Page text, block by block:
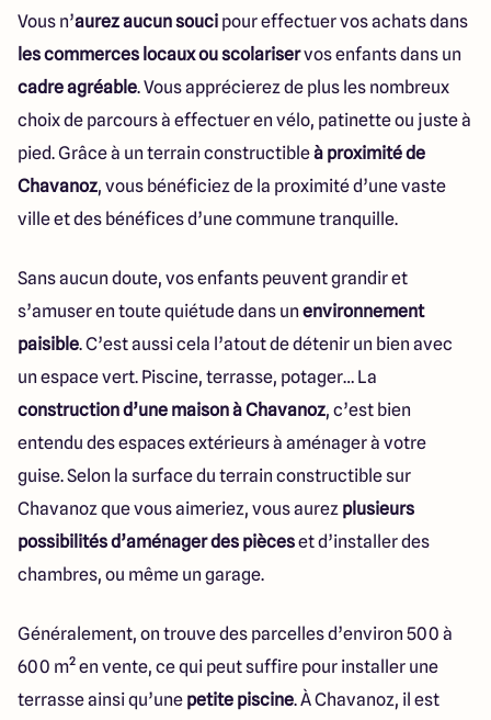
Vous n’aurez aucun souci pour effectuer vos achats dans
les commerces locaux ou scolariservos enfants dans un
cadre agréable. Vous apprécierez de plus les nombreux
choix de parcours à effectuer en vélo, patinette ou juste à
pied. Grâce à un terrain constructibleà proximité de
Chavanoz, vous bénéficiez de la proximité d’une vaste
ville et des bénéfices d’une commune tranquille.
Sans aucun doute, vos enfants peuvent grandir et
s’amuser en toute quiétude dans un environnement
paisible. C’est aussi cela l’atout de détenir un bien avec
un espace vert. Piscine, terrasse, potager… La
construction d’une maison à Chavanoz, c’est bien
entendu des espaces extérieurs à aménager à votre
guise. Selon la surface du terrain constructible sur
Chavanoz que vous aimeriez, vous aurez plusieurs
possibilités d’aménager des pièceset d’installer des
chambres, ou même un garage.
Généralement, on trouve des parcelles d’environ 500 à
600 m² en vente, ce qui peut suffire pour installer une
terrasse ainsi qu’une petite piscine. À Chavanoz, il est